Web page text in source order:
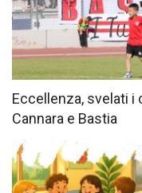
Eccellenza, svelati i
Cannara e Bastia